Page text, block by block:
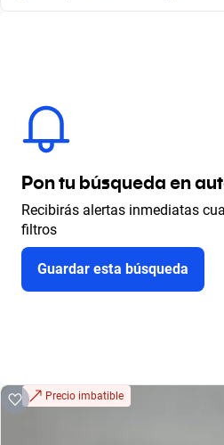
Pon tu búsqueda en
Recibirás alertas inmediatas
filtros
Guardar esta búsqueda
Precio imbatible